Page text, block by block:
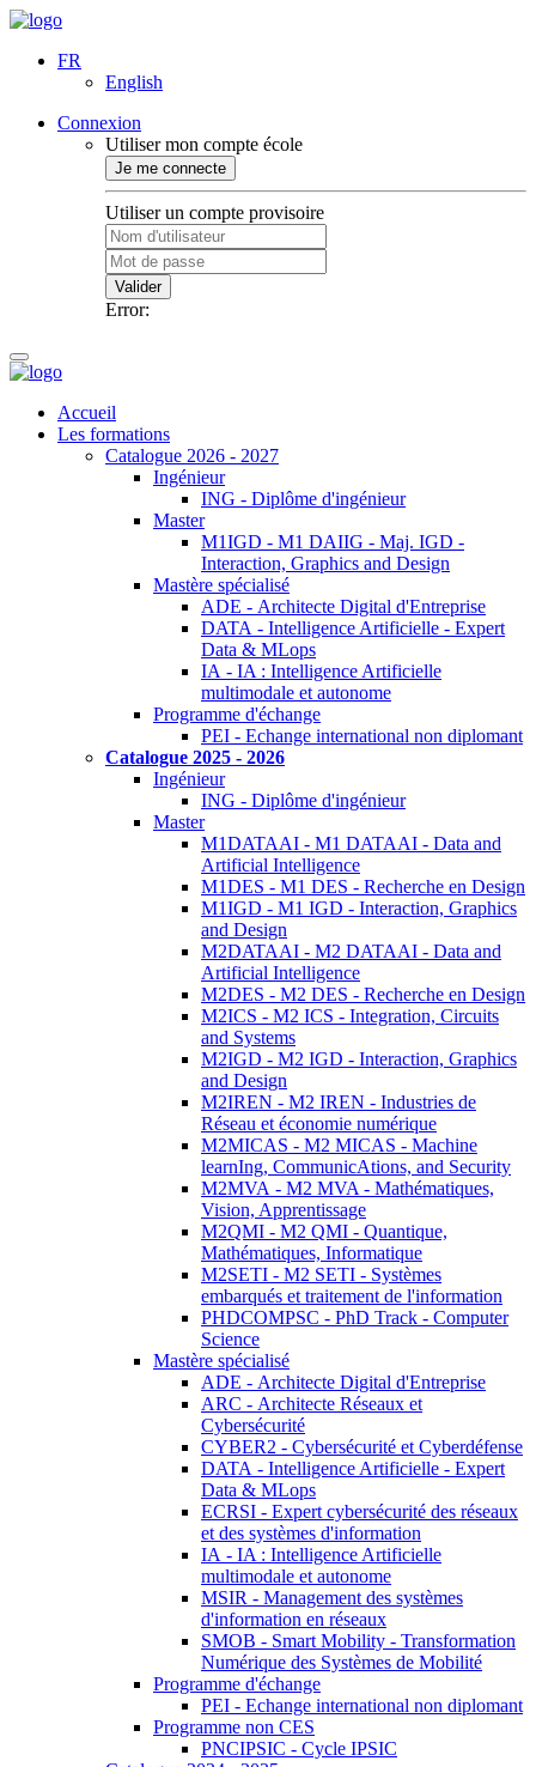
FR
English
Connexion
Utiliser mon compte école
Je me connecte
Utiliser un compte provisoire
Valider
Error:
Accueil
Les formations
Catalogue 2026 - 2027
Ingénieur
ING - Diplôme d'ingénieur
Master
M1IGD - M1 DAIIG - Maj. IGD -
Interaction, Graphics and Design
Mastère spécialisé
ADE - Architecte Digital d'Entreprise
DATA - Intelligence Artificielle - Expert
Data & MLops
IA - IA : Intelligence Artificielle
multimodale et autonome
Programme d'échange
PEI - Echange international non diplomant
Catalogue 2025 - 2026
Ingénieur
ING - Diplôme d'ingénieur
Master
M1DATAAI - M1 DATAAI - Data and
Artificial Intelligence
M1DES - M1 DES - Recherche en Design
M1IGD - M1 IGD - Interaction, Graphics
and Design
M2DATAAI - M2 DATAAI - Data and
Artificial Intelligence
M2DES - M2 DES - Recherche en Design
M2ICS - M2 ICS - Integration, Circuits
and Systems
M2IGD - M2 IGD - Interaction, Graphics
and Design
M2IREN - M2 IREN - Industries de
Réseau et économie numérique
M2MICAS - M2 MICAS - Machine
learnIng, CommunicAtions, and Security
M2MVA - M2 MVA - Mathématiques,
Vision, Apprentissage
M2QMI - M2 QMI - Quantique,
Mathématiques, Informatique
M2SETI - M2 SETI - Systèmes
embarqués et traitement de l'information
PHDCOMPSC - PhD Track - Computer
Science
Mastère spécialisé
ADE - Architecte Digital d'Entreprise
ARC - Architecte Réseaux et
Cybersécurité
CYBER2 - Cybersécurité et Cyberdéfense
DATA - Intelligence Artificielle - Expert
Data & MLops
ECRSI - Expert cybersécurité des réseaux
et des systèmes d'information
IA - IA : Intelligence Artificielle
multimodale et autonome
MSIR - Management des systèmes
d'information en réseaux
SMOB - Smart Mobility - Transformation
Numérique des Systèmes de Mobilité
Programme d'échange
PEI - Echange international non diplomant
Programme non CES
PNCIPSIC - Cycle IPSIC